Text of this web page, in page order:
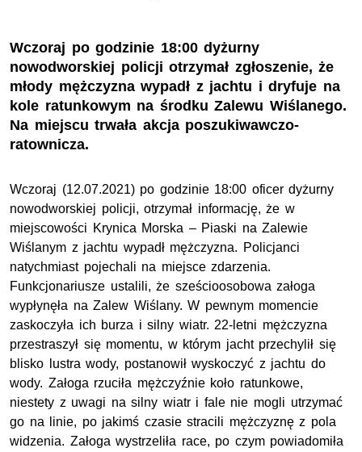
Wczoraj po godzinie 18:00 dyżurny
nowodworskiej policji otrzymał zgłoszenie, że
młody mężczyzna wypadł z jachtu i dryfuje na
kole ratunkowym na środku Zalewu Wiślanego.
Na miejscu trwała akcja poszukiwawczo-
ratownicza.
Wczoraj (12.07.2021) po godzinie 18:00 oficer dyżurny
nowodworskiej policji, otrzymał informację, że w
miejscowości Krynica Morska – Piaski na Zalewie
Wiślanym z jachtu wypadł mężczyzna. Policjanci
natychmiast pojechali na miejsce zdarzenia.
Funkcjonariusze ustalili, że sześcioosobowa załoga
wypłynęła na Zalew Wiślany. W pewnym momencie
zaskoczyła ich burza i silny wiatr. 22-letni mężczyzna
przestraszył się momentu, w którym jacht przechylił się
blisko lustra wody, postanowił wyskoczyć z jachtu do
wody. Załoga rzuciła mężczyźnie koło ratunkowe,
niestety z uwagi na silny wiatr i fale nie mogli utrzymać
go na linie, po jakimś czasie stracili mężczyznę z pola
widzenia. Załoga wystrzeliła race, po czym powiadomiła